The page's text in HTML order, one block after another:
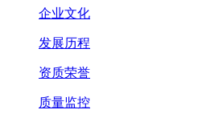
企业文化
发展历程
资质荣誉
质量监控